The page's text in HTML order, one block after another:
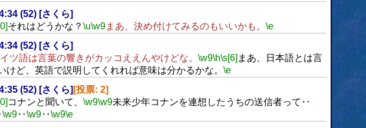
(52) [さくら]
それはどうかな？ \u\w9まあ、決め付けてみるのもいいかも。 \e
(52) [さくら]
イツ語は言葉の響きがカッコええんやけどな。 \w9\h\s[6] まあ、日本語とは言
けど、英語で説明してくれれば意味は分かるかな。 \e
(52) [さくら] [投票: 2]
コナンと聞いて、 \w9\w9未来少年コナンを連想したうちの送信者って‥
\w9‥\w9‥\w9\e